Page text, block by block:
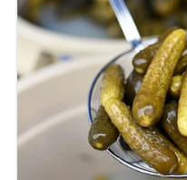
Und so wird
Die Linsen in einem Sieb
Die Schalotten und den
hacken. 1 EL Olivenöl
Knoblauch darin glasig
Lorbeerblatt dazugeben